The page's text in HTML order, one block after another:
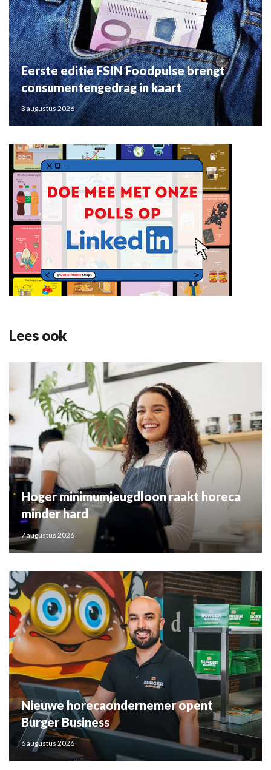
Eerste editie FSIN Foodpulse brengt
consumentengedrag in kaart
3 augustus 2026
Lees ook
Hoger minimumjeugdloon raakt horeca
minder hard
7 augustus 2026
Nieuwe horecaondernemer opent
Burger Business
6 augustus 2026